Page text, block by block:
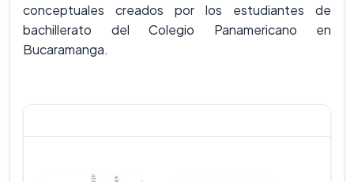
conceptuales creados por los estudiantes de
bachillerato del Colegio Panamericano en
Bucaramanga.